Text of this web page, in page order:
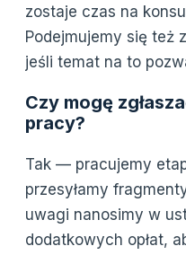
zostaje czas na
Podejmujemy się też
jeśli temat na to
Czy mogę
pracy?
Tak — pracujemy
przesyłamy
uwagi nanosimy w
dodatkowych opłat,